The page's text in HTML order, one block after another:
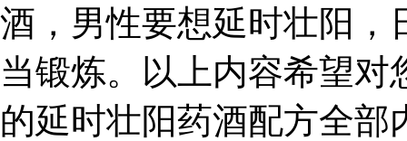
酒，男性要想延时壮阳，
当锻炼。以上内容希望
的延时壮阳药酒配方全